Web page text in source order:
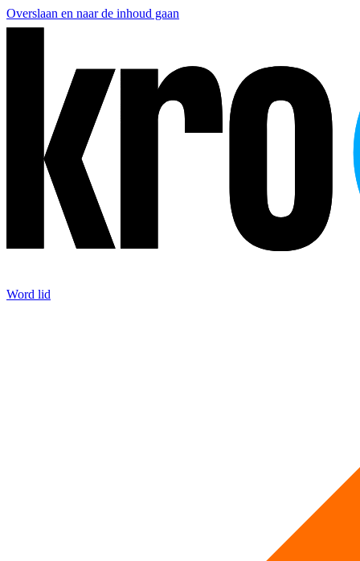
Overslaan en naar de inhoud gaan
Word lid